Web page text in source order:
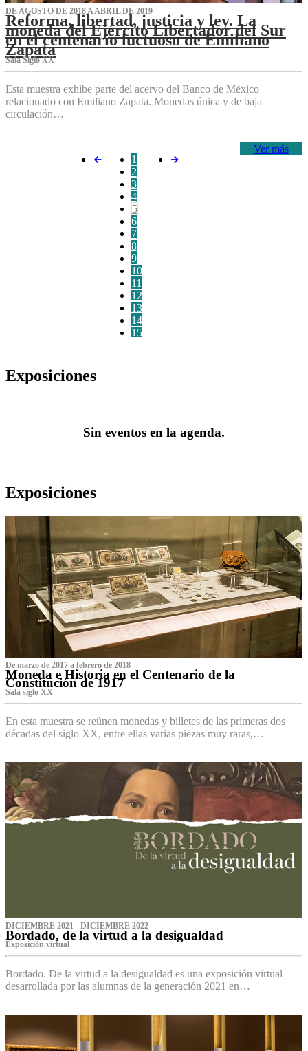
DE AGOSTO DE 2018 A ABRIL DE 2019
Reforma, libertad, justicia y ley. La
moneda del Ejército Libertador del Sur
en el centenario luctuoso de Emiliano
Zapata
Sala Siglo XX
Esta muestra exhibe parte del acervo del Banco de México
relacionado con Emiliano Zapata. Monedas única y de baja
circulación…
Ver más
1
2
3
4
5
6
7
8
9
10
11
12
13
14
15
Exposiciones
Sin eventos en la agenda.
Exposiciones
De marzo de 2017 a febrero de 2018
Moneda e Historia en el Centenario de la
Constitución de 1917
Sala siglo XX
En esta muestra se reúnen monedas y billetes de las primeras dos
décadas del siglo XX, entre ellas varias piezas muy raras,…
DICIEMBRE 2021 - DICIEMBRE 2022
Bordado, de la virtud a la desigualdad
Exposición virtual‌
Bordado. De la virtud a la desigualdad es una exposición virtual
desarrollada por las alumnas de la generación 2021 en…